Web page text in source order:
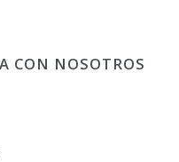
CON NOSOTROS